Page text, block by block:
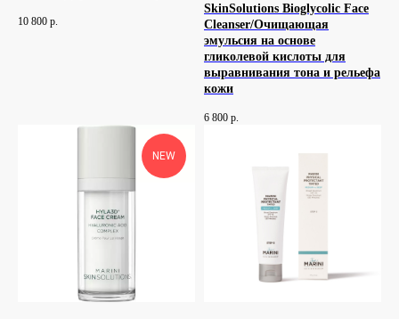
10 800 р.
SkinSolutions Bioglycolic Face
Cleanser/Очищающая
эмульсия на основе
гликолевой кислоты для
выравнивания тона и рельефа
кожи
6 800 р.
NEW